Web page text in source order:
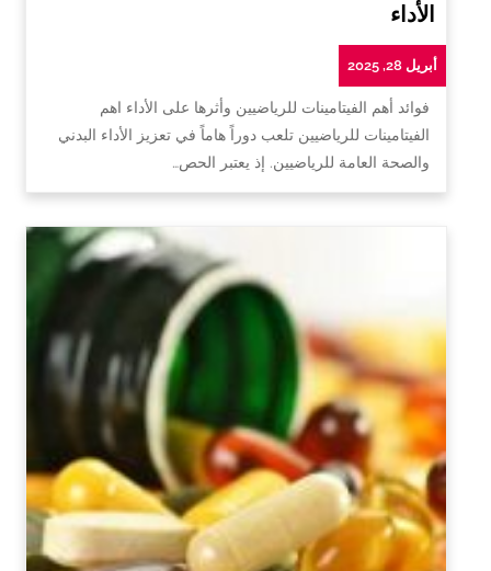
الأداء
أبريل 28, 2025
فوائد أهم الفيتامينات للرياضيين وأثرها على الأداء اهم
الفيتامينات للرياضيين تلعب دوراً هاماً في تعزيز الأداء البدني
والصحة العامة للرياضيين. إذ يعتبر الحص…